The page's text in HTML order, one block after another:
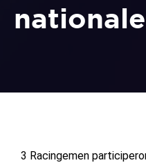
3 Racingemen